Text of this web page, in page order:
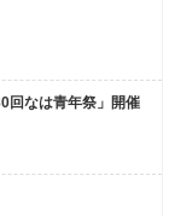
回なは青年祭」開催